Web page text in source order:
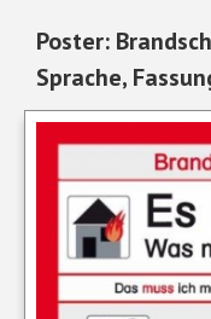
Poster:
Sprache,